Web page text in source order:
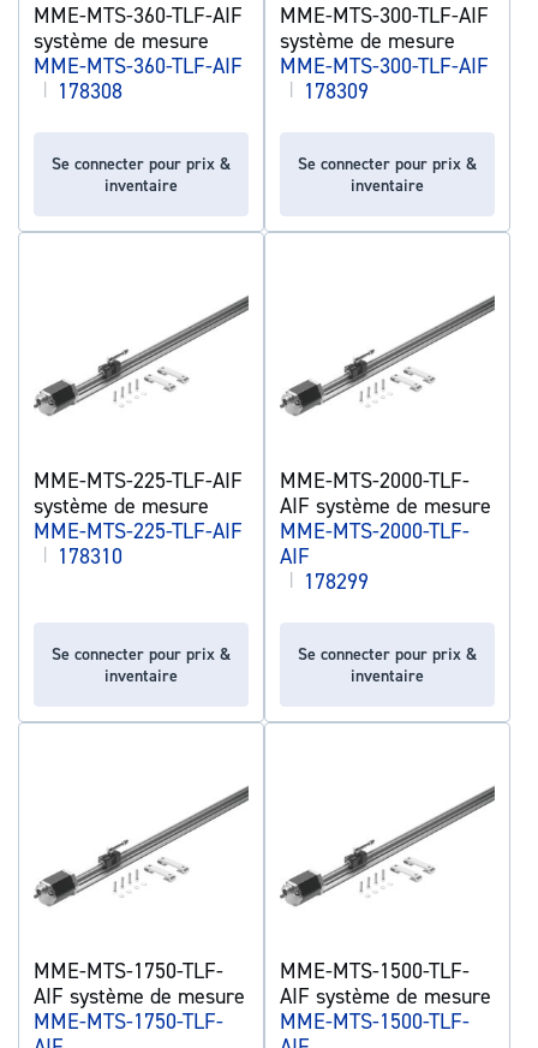
MME-MTS-360-TLF-AIF
système de mesure
MME-MTS-360-TLF-AIF
| 178308
Se connecter pour prix &
inventaire
MME-MTS-300-TLF-AIF
système de mesure
MME-MTS-300-TLF-AIF
| 178309
Se connecter pour prix &
inventaire
MME-MTS-225-TLF-AIF
système de mesure
MME-MTS-225-TLF-AIF
| 178310
Se connecter pour prix &
inventaire
MME-MTS-2000-TLF-
AIF système de mesure
MME-MTS-2000-TLF-
AIF
| 178299
Se connecter pour prix &
inventaire
MME-MTS-1750-TLF-
AIF système de mesure
MME-MTS-1750-TLF-
MME-MTS-1500-TLF-
AIF système de mesure
MME-MTS-1500-TLF-